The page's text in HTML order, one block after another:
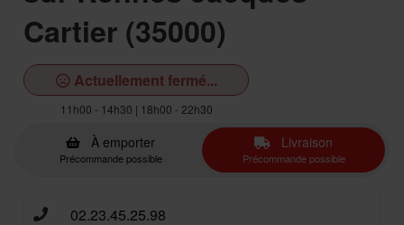
Cartier (35000)
Actuellement fermé...
11h00 - 14h30 | 18h00 - 22h30
À emporter
Précommande possible
Livraison
Précommande possible
02.23.45.25.98